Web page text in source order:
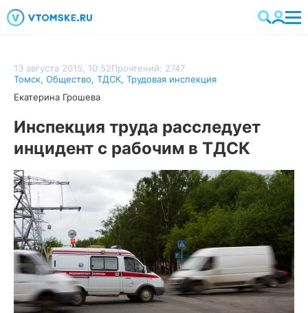
13 августа 2015, 10:52Прочтений: 2747
Томск, Общество, ТДСК, Трудовая инспекция
Екатерина Грошева
Инспекция труда расследует
инцидент с рабочим в ТДСК